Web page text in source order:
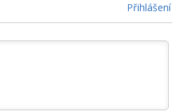
Přihlášení